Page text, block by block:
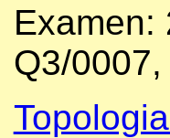
Examen:
Q3/